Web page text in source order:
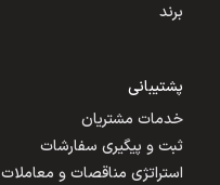
برند
پشتیبانی
خدمات مشتریان
ثبت و پیگیری سفارشات
استراتژی مناقصات و معاملات